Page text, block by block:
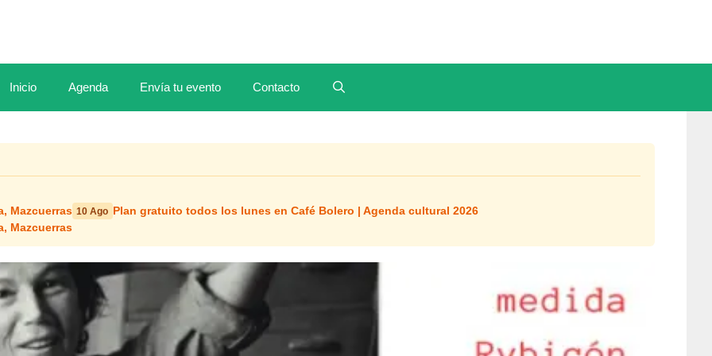
Inicio Agenda Envía tu evento Contacto
Mazcuerras 10 Ago Plan gratuito todos los lunes en Café Bolero | Agenda cultural 2026
Mazcuerras